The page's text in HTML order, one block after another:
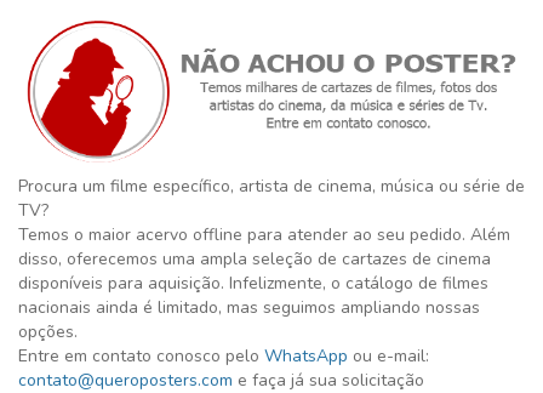
Procura um filme específico, artista de cinema, música ou série de
TV?
Temos o maior acervo offline para atender ao seu pedido. Além
disso, oferecemos uma ampla seleção de cartazes de cinema
disponíveis para aquisição. Infelizmente, o catálogo de filmes
nacionais ainda é limitado, mas seguimos ampliando nossas
opções.
Entre em contato conosco pelo WhatsApp ou e-mail:
contato@queroposters.com e faça já sua solicitação